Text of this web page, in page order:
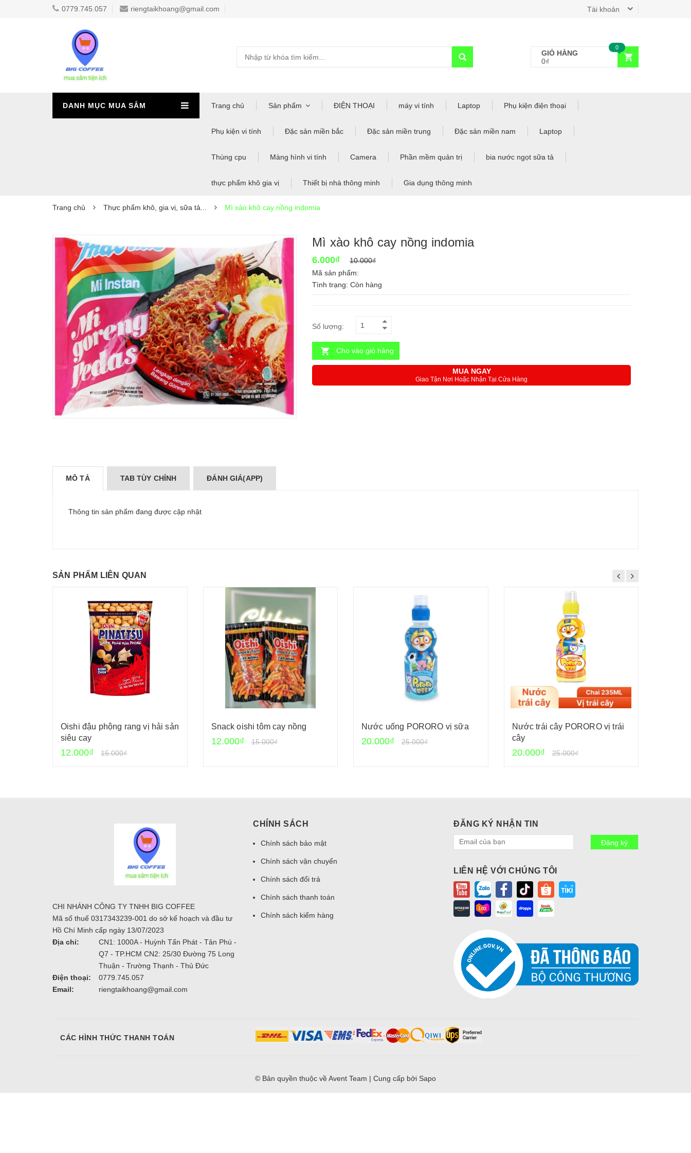
0779.745.057 riengtaikhoang@gmail.com Tài khoản
GIỎ HÀNG
0₫
0
DANH MỤC MUA SẮM Trang chủ Sản phẩm ĐIỆN THOẠI máy vi tính Laptop Phụ kiện điện thoại
Phụ kiện vi tính Đặc sản miền bắc Đặc sản miền trung Đặc sản miền nam Laptop
Thùng cpu Màng hình vi tính Camera Phần mềm quản trị bia nước ngọt sữa tả
thực phẩm khô gia vị Thiết bị nhà thông minh Gia dụng thông minh
Trang chủ Thực phẩm khô, gia vị, sữa tả... Mì xào khô cay nồng indomia
Mì xào khô cay nồng indomia
6.000₫
10.000₫
Mã sản phẩm:
Tình trạng: Còn hàng
Số lượng:
Cho vào giỏ hàng
MUA NGAY
Giao Tận Nơi Hoặc Nhận Tại Cửa Hàng
MÔ TẢ TAB TÙY CHỈNH ĐÁNH GIÁ(APP)
Thông tin sản phẩm đang được cập nhật
SẢN PHẨM LIÊN QUAN
Oishi đậu phộng rang vị hải sản
siêu cay
12.000₫ 15.000₫
Snack oishi tôm cay nồng
12.000₫ 15.000₫
Nước uống PORORO vị sữa
20.000₫ 25.000₫
Nước trái cây PORORO vị trái
cây
20.000₫ 25.000₫
CHI NHÁNH CÔNG TY TNHH BIG COFFEE
Mã số thuế 0317343239-001 do sở kế hoạch và đầu tư
Hồ Chí Minh cấp ngày 13/07/2023
Địa chỉ:
CN1: 1000A - Huỳnh Tấn Phát - Tân Phú -
Q7 - TP.HCM CN2: 25/30 Đường 75 Long
Thuận - Trường Thạnh - Thủ Đức
Điện thoại:
0779.745.057
Email:
riengtaikhoang@gmail.com
CHÍNH SÁCH
Chính sách bảo mật
Chính sách vận chuyển
Chính sách đổi trả
Chính sách thanh toán
Chính sách kiểm hàng
ĐĂNG KÝ NHẬN TIN
Đăng ký
LIÊN HỆ VỚI CHÚNG TÔI
CÁC HÌNH THỨC THANH TOÁN
© Bản quyền thuộc về Avent Team | Cung cấp bởi Sapo